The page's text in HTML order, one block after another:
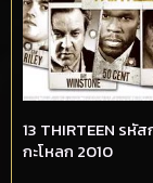
13 THIRTEEN รหัส
กะโหลก 2010